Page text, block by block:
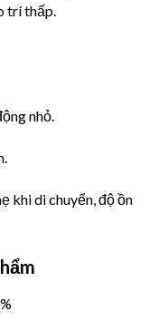
trí thấp.
nhỏ.
khi di chuyển, độ ồn